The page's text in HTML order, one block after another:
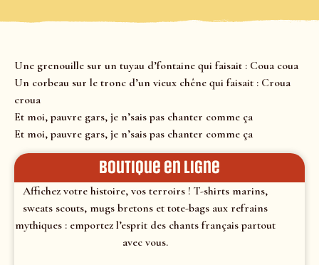
Une grenouille sur un tuyau d’fontaine qui faisait : Coua coua
Un corbeau sur le tronc d’un vieux chêne qui faisait : Croua
croua
Et moi, pauvre gars, je n’sais pas chanter comme ça
Et moi, pauvre gars, je n’sais pas chanter comme ça
Boutique en ligne
Affichez votre histoire, vos terroirs ! T-shirts marins,
sweats scouts, mugs bretons et tote-bags aux refrains
mythiques : emportez l’esprit des chants français partout
avec vous.